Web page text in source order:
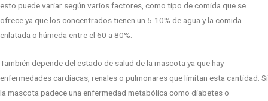
esto puede variar según varios factores, como tipo de comida que se
ofrece ya que los concentrados tienen un 5-10% de agua y la comida
enlatada o húmeda entre el 60 a 80%.
También depende del estado de salud de la mascota ya que hay
enfermedades cardiacas, renales o pulmonares que limitan esta cantidad. Si
la mascota padece una enfermedad metabólica como diabetes o